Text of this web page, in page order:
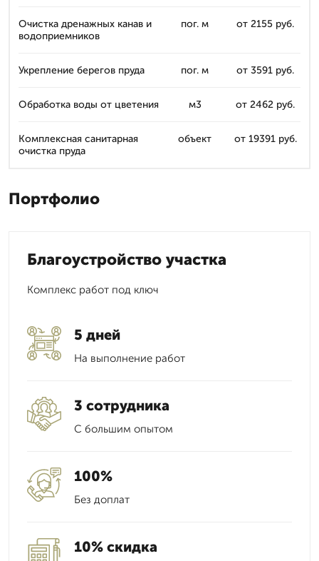
Очистка дренажных канав и
водоприемников
пог. м от 2155 руб.
Укрепление берегов пруда пог. м от 3591 руб.
Обработка воды от цветения м3 от 2462 руб.
Комплексная санитарная
очистка пруда
объект от 19391 руб.
Портфолио
Благоустройство участка
Комплекс работ под ключ
5 дней
На выполнение работ
3 сотрудника
С большим опытом
100%
Без доплат
10% скидка